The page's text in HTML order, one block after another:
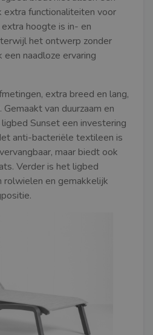
extra functionaliteiten voor
hoogte is in- en
het ontwerp zonder
een naadloze ervaring
extra breed en lang,
van duurzaam en
Sunset een investering
anti-bacteriële textileen is
maar biedt ook
Verder is het ligbed
rolwielen en gemakkelijk